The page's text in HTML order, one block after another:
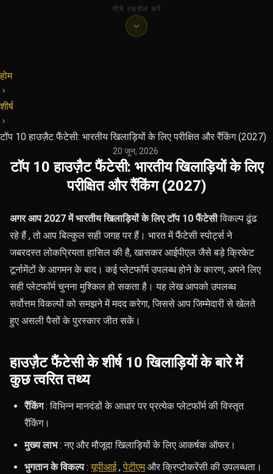
नीचे स्क्रॉल करें
होम
शीर्ष
टॉप 10 हाउज़ैट फैंटेसी: भारतीय खिलाड़ियों के लिए परीक्षित और रैंकिंग (2027)
20 जून, 2026·
टॉप 10 हाउज़ैट फैंटेसी: भारतीय खिलाड़ियों के लिए
परीक्षित और रैंकिंग (2027)
अगर आप 2027 में भारतीय खिलाड़ियों के लिए टॉप 10 फैंटेसीविकल्प ढूंढ
रहे हैं , तो आप बिल्कुल सही जगह पर हैं। भारत में फैंटेसी स्पोर्ट्स ने
जबरदस्त लोकप्रियता हासिल की है, खासकर आईपीएल जैसे बड़े क्रिकेट
टूर्नामेंटों के आगमन के बाद। कई प्लेटफॉर्म उपलब्ध होने के कारण, अपने लिए
सही प्लेटफॉर्म चुनना मुश्किल हो सकता है। यह लेख आपको उपलब्ध
सर्वोत्तम विकल्पों को समझने में मदद करेगा, जिससे आप जिम्मेदारी से खेलते
हुए असली पैसों के पुरस्कार जीत सकें।
हाउज़ैट फैंटेसी के शीर्ष 10 खिलाड़ियों के बारे में
कुछ त्वरित तथ्य
रैंकिंग: विभिन्न मानदंडों के आधार पर प्रत्येक प्लेटफॉर्म की विस्तृत
रैंकिंग।
मुख्य लाभ: नए और मौजूदा खिलाड़ियों के लिए आकर्षक ऑफर।
भुगतान के विकल्प:यूपीआई,पेटीएमऔर क्रिप्टोकरेंसी की उपलब्धता।